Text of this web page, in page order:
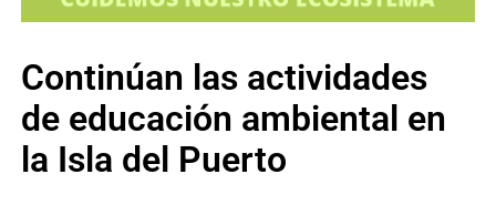
Continúan las actividades
de educación ambiental en
la Isla del Puerto